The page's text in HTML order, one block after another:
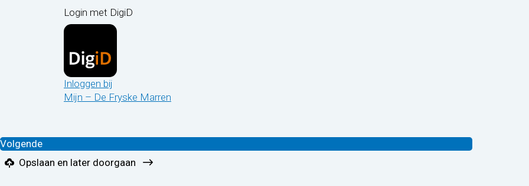
Login met DigiD
Inloggen bij
Mijn – De Fryske Marren
Opslaan en later doorgaan